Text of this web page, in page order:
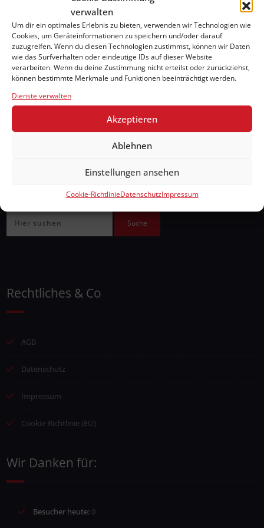
verwalten
Um dir ein optimales Erlebnis zu bieten, verwenden wir Technologien wie
Cookies, um Geräteinformationen zu speichern und/oder darauf
zuzugreifen. Wenn du diesen Technologien zustimmst, können wir Daten
wie das Surfverhalten oder eindeutige IDs auf dieser Website
verarbeiten. Wenn du deine Zustimmung nicht erteilst oder zurückziehst,
können bestimmte Merkmale und Funktionen beeinträchtigt werden.
Dienste verwalten
Akzeptieren
Ablehnen
Einstellungen ansehen
Cookie-RichtlinieDatenschutzImpressum
Webseite durchsuchen
Rechtliches & Co
AGB
Datenschutz
Impressum
Cookie-Richtlinie (EU)
Wir Danken für:
Besucher heute: 0